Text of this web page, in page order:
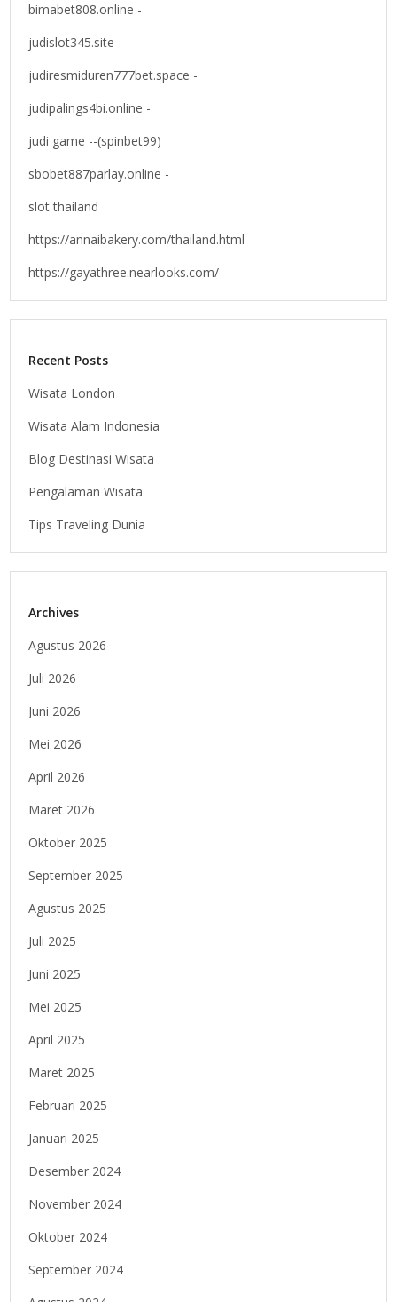
bimabet808.online -
judislot345.site -
judiresmiduren777bet.space -
judipalings4bi.online -
judi game --(spinbet99)
sbobet887parlay.online -
slot thailand
https://annaibakery.com/thailand.html
https://gayathree.nearlooks.com/
Recent Posts
Wisata London
Wisata Alam Indonesia
Blog Destinasi Wisata
Pengalaman Wisata
Tips Traveling Dunia
Archives
Agustus 2026
Juli 2026
Juni 2026
Mei 2026
April 2026
Maret 2026
Oktober 2025
September 2025
Agustus 2025
Juli 2025
Juni 2025
Mei 2025
April 2025
Maret 2025
Februari 2025
Januari 2025
Desember 2024
November 2024
Oktober 2024
September 2024